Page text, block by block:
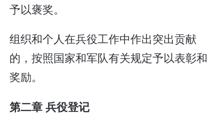
予以褒奖。
组织和个人在兵役工作中作出突出贡献
的，按照国家和军队有关规定予以表彰和
奖励。
第二章 兵役登记